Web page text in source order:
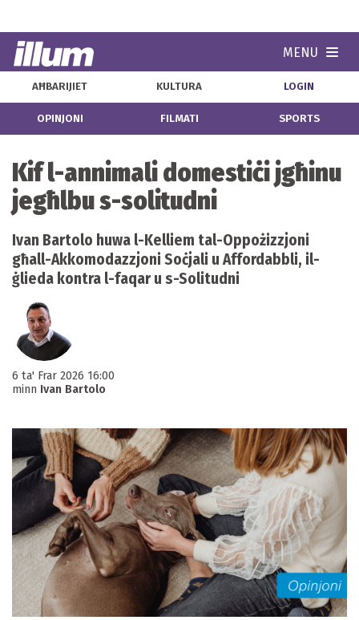
MENU
AĦBARIJIET KULTURA LOGIN
OPINJONI FILMATI SPORTS
Kif l-annimali domestiċi jgħinu
jegħlbu s-solitudni
Ivan Bartolo huwa l-Kelliem tal-Oppożizzjoni
għall-Akkomodazzjoni Soċjali u Affordabbli, il-
ġlieda kontra l-faqar u s-Solitudni
6 ta' Frar 2026 16:00
minn Ivan Bartolo